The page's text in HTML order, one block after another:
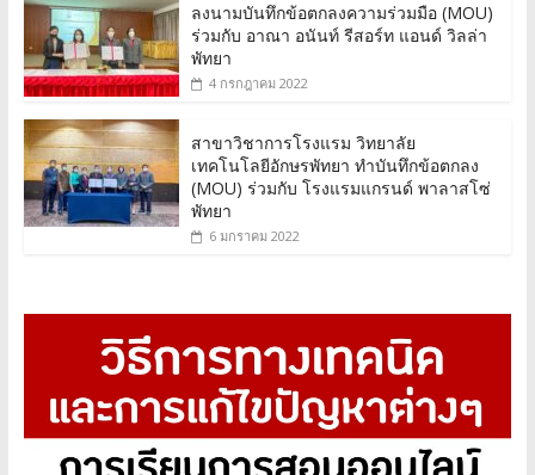
ลงนามบันทึกข้อตกลงความร่วมมือ (MOU)
ร่วมกับ อาณา อนันท์ รีสอร์ท แอนด์ วิลล่า
พัทยา
4 กรกฎาคม 2022
สาขาวิชาการโรงแรม วิทยาลัย
เทคโนโลยีอักษรพัทยา ทำบันทึกข้อตกลง
(MOU) ร่วมกับ โรงแรมแกรนด์ พาลาสโซ่
พัทยา
6 มกราคม 2022